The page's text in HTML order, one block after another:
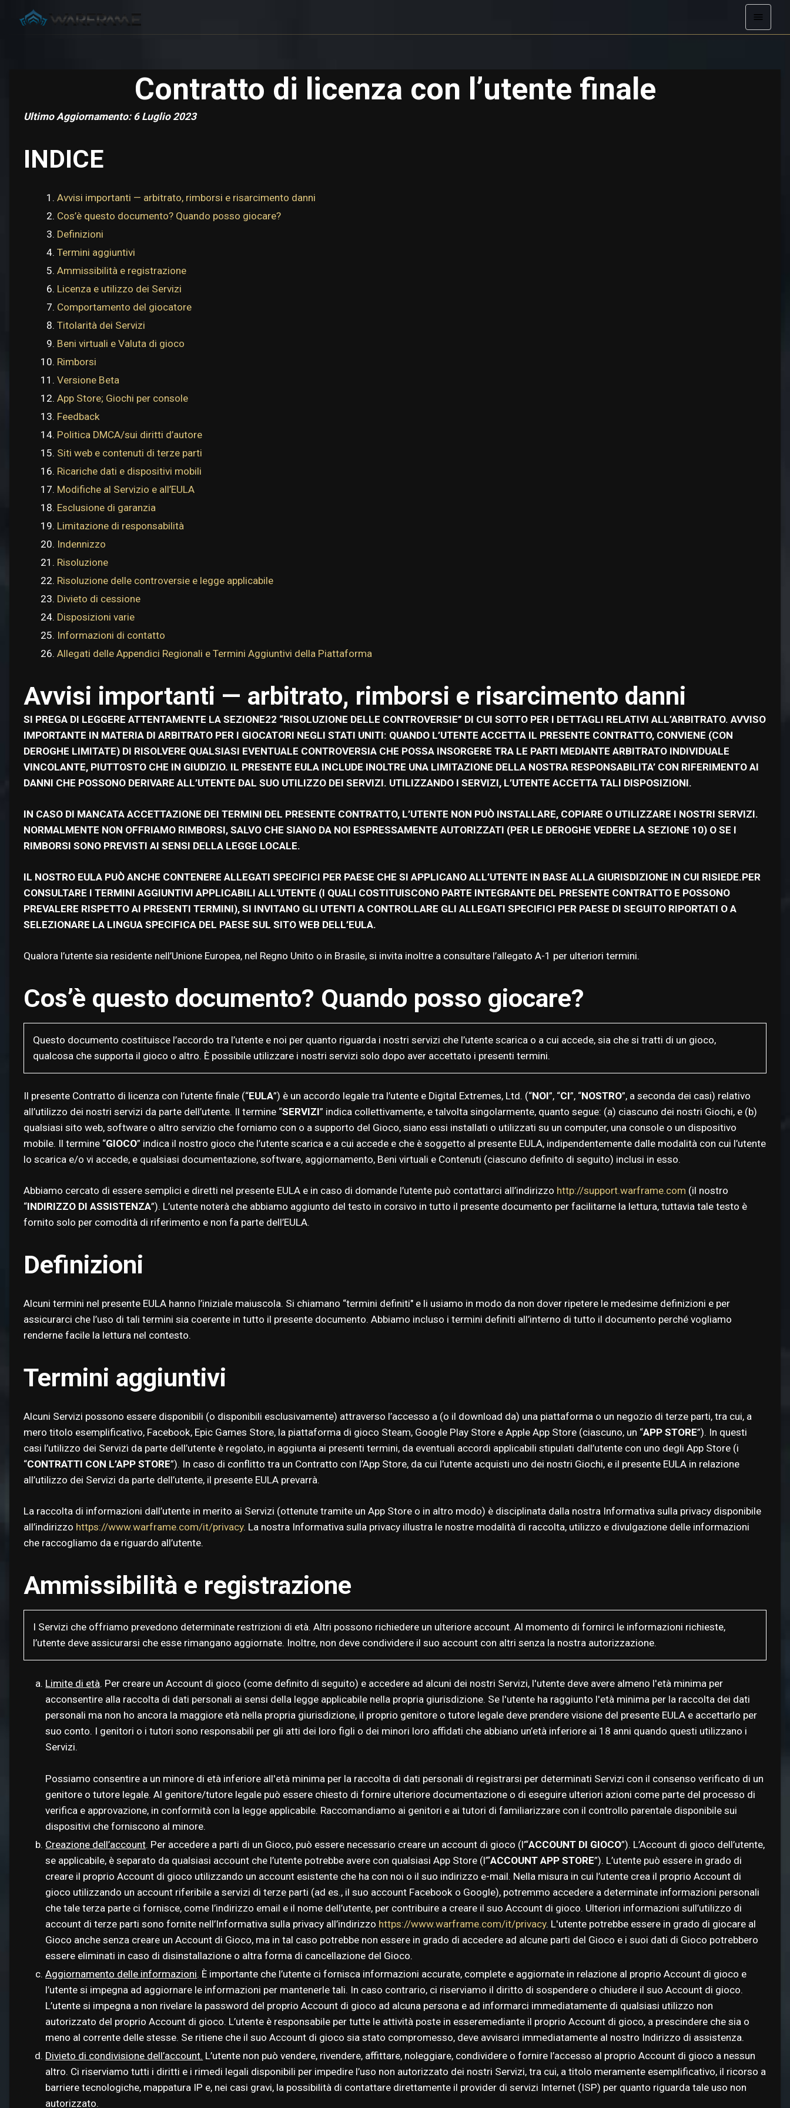
Contratto di licenza con l’utente finale
Ultimo Aggiornamento: 6 Luglio 2023
INDICE
Avvisi importanti — arbitrato, rimborsi e risarcimento danni
Cos’è questo documento? Quando posso giocare?
Definizioni
Termini aggiuntivi
Ammissibilità e registrazione
Licenza e utilizzo dei Servizi
Comportamento del giocatore
Titolarità dei Servizi
Beni virtuali e Valuta di gioco
Rimborsi
Versione Beta
App Store; Giochi per console
Feedback
Politica DMCA/sui diritti d’autore
Siti web e contenuti di terze parti
Ricariche dati e dispositivi mobili
Modifiche al Servizio e all’EULA
Esclusione di garanzia
Limitazione di responsabilità
Indennizzo
Risoluzione
Risoluzione delle controversie e legge applicabile
Divieto di cessione
Disposizioni varie
Informazioni di contatto
Allegati delle Appendici Regionali e Termini Aggiuntivi della Piattaforma
Avvisi importanti — arbitrato, rimborsi e risarcimento danni
SI PREGA DI LEGGERE ATTENTAMENTE LA SEZIONE22 “RISOLUZIONE DELLE CONTROVERSIE” DI CUI SOTTO PER I DETTAGLI RELATIVI ALL’ARBITRATO. AVVISO
IMPORTANTE IN MATERIA DI ARBITRATO PER I GIOCATORI NEGLI STATI UNITI: QUANDO L’UTENTE ACCETTA IL PRESENTE CONTRATTO, CONVIENE (CON
DEROGHE LIMITATE) DI RISOLVERE QUALSIASI EVENTUALE CONTROVERSIA CHE POSSA INSORGERE TRA LE PARTI MEDIANTE ARBITRATO INDIVIDUALE
VINCOLANTE, PIUTTOSTO CHE IN GIUDIZIO. IL PRESENTE EULA INCLUDE INOLTRE UNA LIMITAZIONE DELLA NOSTRA RESPONSABILITA’ CON RIFERIMENTO AI
DANNI CHE POSSONO DERIVARE ALL’UTENTE DAL SUO UTILIZZO DEI SERVIZI. UTILIZZANDO I SERVIZI, L’UTENTE ACCETTA TALI DISPOSIZIONI.
IN CASO DI MANCATA ACCETTAZIONE DEI TERMINI DEL PRESENTE CONTRATTO, L’UTENTE NON PUÒ INSTALLARE, COPIARE O UTILIZZARE I NOSTRI SERVIZI.
NORMALMENTE NON OFFRIAMO RIMBORSI, SALVO CHE SIANO DA NOI ESPRESSAMENTE AUTORIZZATI (PER LE DEROGHE VEDERE LA SEZIONE 10) O SE I
RIMBORSI SONO PREVISTI AI SENSI DELLA LEGGE LOCALE.
IL NOSTRO EULA PUÒ ANCHE CONTENERE ALLEGATI SPECIFICI PER PAESE CHE SI APPLICANO ALL’UTENTE IN BASE ALLA GIURISDIZIONE IN CUI RISIEDE.PER
CONSULTARE I TERMINI AGGIUNTIVI APPLICABILI ALL'UTENTE (I QUALI COSTITUISCONO PARTE INTEGRANTE DEL PRESENTE CONTRATTO E POSSONO
PREVALERE RISPETTO AI PRESENTI TERMINI), SI INVITANO GLI UTENTI A CONTROLLARE GLI ALLEGATI SPECIFICI PER PAESE DI SEGUITO RIPORTATI O A
SELEZIONARE LA LINGUA SPECIFICA DEL PAESE SUL SITO WEB DELL’EULA.
Qualora l’utente sia residente nell’Unione Europea, nel Regno Unito o in Brasile, si invita inoltre a consultare l’allegato A-1 per ulteriori termini.
Cos’è questo documento? Quando posso giocare?
Questo documento costituisce l’accordo tra l’utente e noi per quanto riguarda i nostri servizi che l’utente scarica o a cui accede, sia che si tratti di un gioco,
qualcosa che supporta il gioco o altro. È possibile utilizzare i nostri servizi solo dopo aver accettato i presenti termini.
Il presente Contratto di licenza con l’utente finale (“EULA”) è un accordo legale tra l’utente e Digital Extremes, Ltd. (“NOI”, “CI”, “NOSTRO”, a seconda dei casi) relativo
all’utilizzo dei nostri servizi da parte dell’utente. Il termine “SERVIZI” indica collettivamente, e talvolta singolarmente, quanto segue: (a) ciascuno dei nostri Giochi, e (b)
qualsiasi sito web, software o altro servizio che forniamo con o a supporto del Gioco, siano essi installati o utilizzati su un computer, una console o un dispositivo
mobile. Il termine “GIOCO” indica il nostro gioco che l’utente scarica e a cui accede e che è soggetto al presente EULA, indipendentemente dalle modalità con cui l’utente
lo scarica e/o vi accede, e qualsiasi documentazione, software, aggiornamento, Beni virtuali e Contenuti (ciascuno definito di seguito) inclusi in esso.
Abbiamo cercato di essere semplici e diretti nel presente EULA e in caso di domande l’utente può contattarci all’indirizzo http://support.warframe.com (il nostro
“INDIRIZZO DI ASSISTENZA”). L’utente noterà che abbiamo aggiunto del testo in corsivo in tutto il presente documento per facilitarne la lettura, tuttavia tale testo è
fornito solo per comodità di riferimento e non fa parte dell’EULA.
Definizioni
Alcuni termini nel presente EULA hanno l’iniziale maiuscola. Si chiamano “termini definiti" e li usiamo in modo da non dover ripetere le medesime definizioni e per
assicurarci che l’uso di tali termini sia coerente in tutto il presente documento. Abbiamo incluso i termini definiti all’interno di tutto il documento perché vogliamo
renderne facile la lettura nel contesto.
Termini aggiuntivi
Alcuni Servizi possono essere disponibili (o disponibili esclusivamente) attraverso l’accesso a (o il download da) una piattaforma o un negozio di terze parti, tra cui, a
mero titolo esemplificativo, Facebook, Epic Games Store, la piattaforma di gioco Steam, Google Play Store e Apple App Store (ciascuno, un “APP STORE”). In questi
casi l’utilizzo dei Servizi da parte dell’utente è regolato, in aggiunta ai presenti termini, da eventuali accordi applicabili stipulati dall’utente con uno degli App Store (i
“CONTRATTI CON L’APP STORE”). In caso di conflitto tra un Contratto con l’App Store, da cui l’utente acquisti uno dei nostri Giochi, e il presente EULA in relazione
all’utilizzo dei Servizi da parte dell’utente, il presente EULA prevarrà.
La raccolta di informazioni dall’utente in merito ai Servizi (ottenute tramite un App Store o in altro modo) è disciplinata dalla nostra Informativa sulla privacy disponibile
all’indirizzo https://www.warframe.com/it/privacy. La nostra Informativa sulla privacy illustra le nostre modalità di raccolta, utilizzo e divulgazione delle informazioni
che raccogliamo da e riguardo all’utente.
Ammissibilità e registrazione
I Servizi che offriamo prevedono determinate restrizioni di età. Altri possono richiedere un ulteriore account. Al momento di fornirci le informazioni richieste,
l’utente deve assicurarsi che esse rimangano aggiornate. Inoltre, non deve condividere il suo account con altri senza la nostra autorizzazione.
Limite di età. Per creare un Account di gioco (come definito di seguito) e accedere ad alcuni dei nostri Servizi, l'utente deve avere almeno l'età minima per
acconsentire alla raccolta di dati personali ai sensi della legge applicabile nella propria giurisdizione. Se l'utente ha raggiunto l'età minima per la raccolta dei dati
personali ma non ho ancora la maggiore età nella propria giurisdizione, il proprio genitore o tutore legale deve prendere visione del presente EULA e accettarlo per
suo conto. I genitori o i tutori sono responsabili per gli atti dei loro figli o dei minori loro affidati che abbiano un’età inferiore ai 18 anni quando questi utilizzano i
Servizi.
Possiamo consentire a un minore di età inferiore all'età minima per la raccolta di dati personali di registrarsi per determinati Servizi con il consenso verificato di un
genitore o tutore legale. Al genitore/tutore legale può essere chiesto di fornire ulteriore documentazione o di eseguire ulteriori azioni come parte del processo di
verifica e approvazione, in conformità con la legge applicabile. Raccomandiamo ai genitori e ai tutori di familiarizzare con il controllo parentale disponibile sui
dispositivi che forniscono al minore.
Creazione dell’account. Per accedere a parti di un Gioco, può essere necessario creare un account di gioco (l’“ACCOUNT DI GIOCO”). L’Account di gioco dell’utente,
se applicabile, è separato da qualsiasi account che l’utente potrebbe avere con qualsiasi App Store (l’“ACCOUNT APP STORE”). L’utente può essere in grado di
creare il proprio Account di gioco utilizzando un account esistente che ha con noi o il suo indirizzo e-mail. Nella misura in cui l’utente crea il proprio Account di
gioco utilizzando un account riferibile a servizi di terze parti (ad es., il suo account Facebook o Google), potremmo accedere a determinate informazioni personali
che tale terza parte ci fornisce, come l’indirizzo email e il nome dell’utente, per contribuire a creare il suo Account di gioco. Ulteriori informazioni sull’utilizzo di
account di terze parti sono fornite nell’Informativa sulla privacy all’indirizzo https://www.warframe.com/it/privacy. L'utente potrebbe essere in grado di giocare al
Gioco anche senza creare un Account di Gioco, ma in tal caso potrebbe non essere in grado di accedere ad alcune parti del Gioco e i suoi dati di Gioco potrebbero
essere eliminati in caso di disinstallazione o altra forma di cancellazione del Gioco.
Aggiornamento delle informazioni. È importante che l’utente ci fornisca informazioni accurate, complete e aggiornate in relazione al proprio Account di gioco e
l’utente si impegna ad aggiornare le informazioni per mantenerle tali. In caso contrario, ci riserviamo il diritto di sospendere o chiudere il suo Account di gioco.
L’utente si impegna a non rivelare la password del proprio Account di gioco ad alcuna persona e ad informarci immediatamente di qualsiasi utilizzo non
autorizzato del proprio Account di gioco. L’utente è responsabile per tutte le attività poste in esseremediante il proprio Account di gioco, a prescindere che sia o
meno al corrente delle stesse. Se ritiene che il suo Account di gioco sia stato compromesso, deve avvisarci immediatamente al nostro Indirizzo di assistenza.
Divieto di condivisione dell’account. L’utente non può vendere, rivendere, affittare, noleggiare, condividere o fornire l’accesso al proprio Account di gioco a nessun
altro. Ci riserviamo tutti i diritti e i rimedi legali disponibili per impedire l’uso non autorizzato dei nostri Servizi, tra cui, a titolo meramente esemplificativo, il ricorso a
barriere tecnologiche, mappatura IP e, nei casi gravi, la possibilità di contattare direttamente il provider di servizi Internet (ISP) per quanto riguarda tale uso non
autorizzato.